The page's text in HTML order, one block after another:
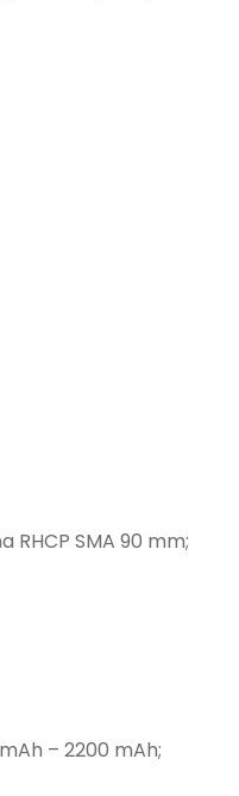
RHCP SMA 90 mm;
– 2200 mAh;